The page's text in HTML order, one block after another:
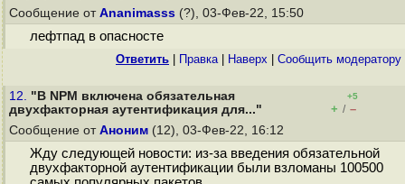
Сообщение от Ananimasss (?), 03-Фев-22, 15:50
лефтпад в опасносте
Ответить Правка| Наверх Cообщить модератору
12. "В NPM включена обязательная
двухфакторная аутентификация для..."
+5
+ / –
Сообщение от Аноним (12), 03-Фев-22, 16:12
Жду следующей новости: из-за введения обязательной
двухфакторной аутентификации были взломаны 100500